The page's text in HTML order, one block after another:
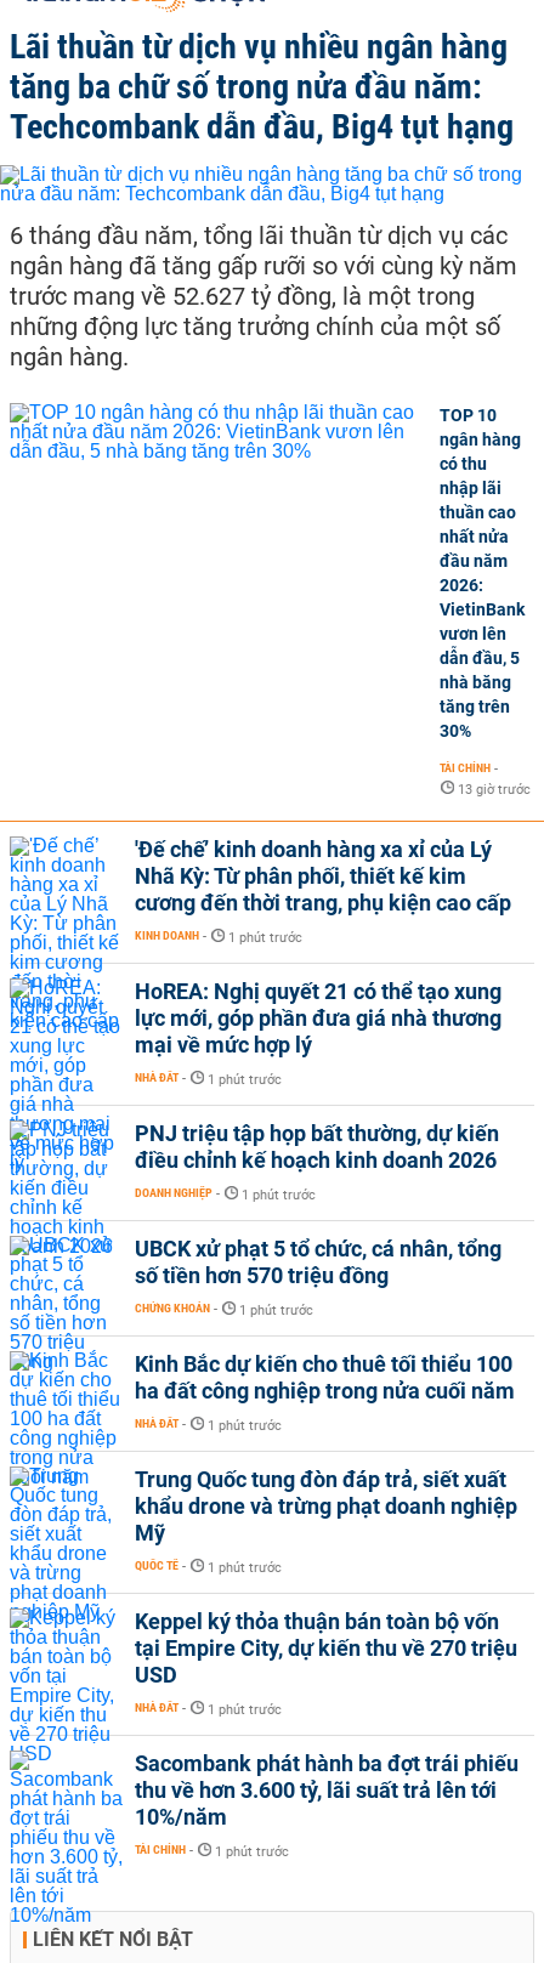
Lãi thuần từ dịch vụ nhiều ngân hàng
tăng ba chữ số trong nửa đầu năm:
Techcombank dẫn đầu, Big4 tụt hạng
6 tháng đầu năm, tổng lãi thuần từ dịch vụ các
ngân hàng đã tăng gấp rưỡi so với cùng kỳ năm
trước mang về 52.627 tỷ đồng, là một trong
những động lực tăng trưởng chính của một số
ngân hàng.
TOP 10
ngân hàng
có thu
nhập lãi
thuần cao
nhất nửa
đầu năm
2026:
VietinBank
vươn lên
dẫn đầu, 5
nhà băng
tăng trên
30%
TÀI CHÍNH -
13 giờ trước
'Đế chế’ kinh doanh hàng xa xỉ của Lý
Nhã Kỳ: Từ phân phối, thiết kế kim
cương đến thời trang, phụ kiện cao cấp
KINH DOANH - 1 phút trước
HoREA: Nghị quyết 21 có thể tạo xung
lực mới, góp phần đưa giá nhà thương
mại về mức hợp lý
NHÀ ĐẤT - 1 phút trước
PNJ triệu tập họp bất thường, dự kiến
điều chỉnh kế hoạch kinh doanh 2026
DOANH NGHIỆP - 1 phút trước
UBCK xử phạt 5 tổ chức, cá nhân, tổng
số tiền hơn 570 triệu đồng
CHỨNG KHOÁN - 1 phút trước
Kinh Bắc dự kiến cho thuê tối thiểu 100
ha đất công nghiệp trong nửa cuối năm
NHÀ ĐẤT - 1 phút trước
Trung Quốc tung đòn đáp trả, siết xuất
khẩu drone và trừng phạt doanh nghiệp
Mỹ
QUỐC TẾ - 1 phút trước
Keppel ký thỏa thuận bán toàn bộ vốn
tại Empire City, dự kiến thu về 270 triệu
USD
NHÀ ĐẤT - 1 phút trước
Sacombank phát hành ba đợt trái phiếu
thu về hơn 3.600 tỷ, lãi suất trả lên tới
10%/năm
TÀI CHÍNH - 1 phút trước
LIÊN KẾT NỔI BẬT